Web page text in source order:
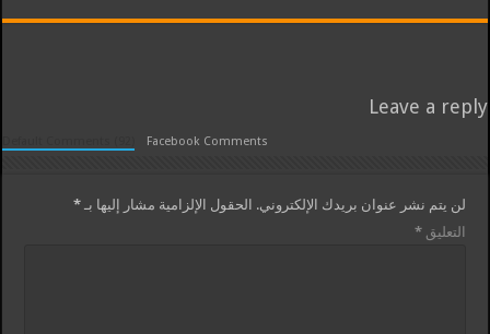
Leave a reply
Facebook Comments
لن يتم نشر عنوان بريدك الإلكتروني. الحقول الإلزامية مشار إليها بـ*
التعليق*